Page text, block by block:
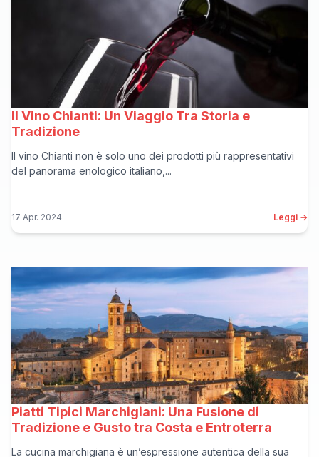
Il Vino Chianti: Un Viaggio Tra Storia e
Tradizione
Il vino Chianti non è solo uno dei prodotti più rappresentativi
del panorama enologico italiano,...
17 Apr. 2024 Leggi →
Piatti Tipici Marchigiani: Una Fusione di
Tradizione e Gusto tra Costa e Entroterra
La cucina marchigiana è un’espressione autentica della sua